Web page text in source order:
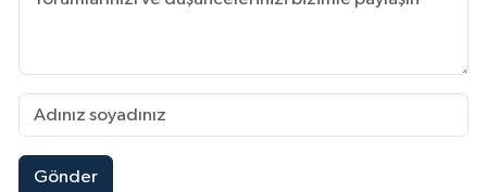
Gönder